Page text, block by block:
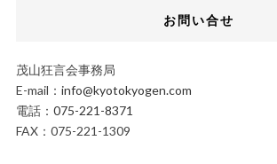
お問い合せ
茂山狂言会事務局
E-mail： info@kyotokyogen.com
電話： 075-221-8371
FAX：075-221-1309